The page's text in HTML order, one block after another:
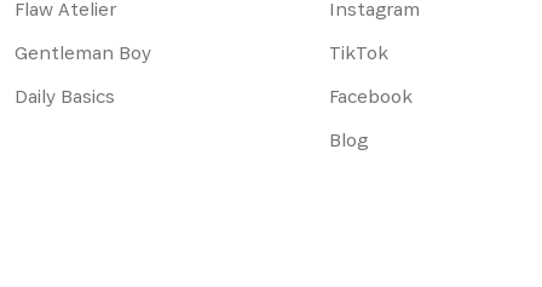
Flaw Atelier
Gentleman Boy
Daily Basics
Instagram
TikTok
Facebook
Blog